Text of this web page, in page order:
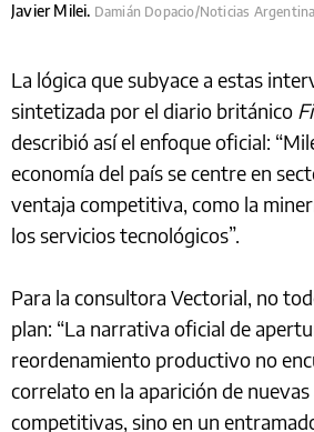
Javier Milei. Damián Dopacio/Noticias
La lógica que subyace a estas
sintetizada por el diario británico
describió así el enfoque oficial:
economía del país se centre en
ventaja competitiva, como la
los servicios tecnológicos”.
Para la consultora Vectorial, no
plan: “La narrativa oficial de
reordenamiento productivo no
correlato en la aparición de
competitivas, sino en un